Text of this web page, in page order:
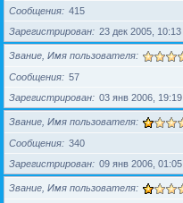
Сообщения
415
Зарегистрирован
23 дек 2005, 10:13
Звание, Имя пользователя
Сообщения
57
Зарегистрирован
03 янв 2006, 19:19
Звание, Имя пользователя
Сообщения
340
Зарегистрирован
09 янв 2006, 01:05
Звание, Имя пользователя